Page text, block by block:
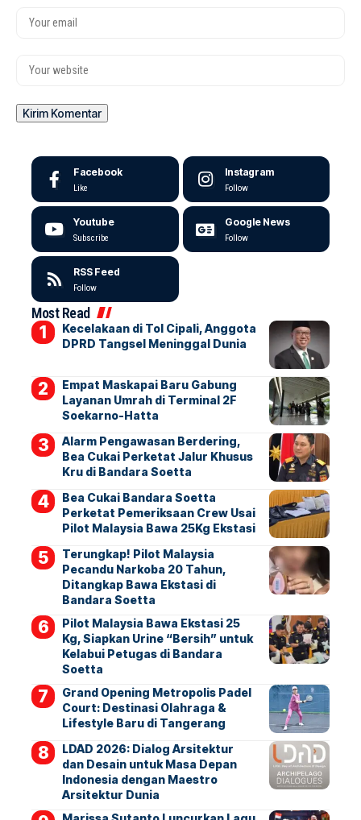
Facebook
Like
Instagram
Follow
Youtube
Subscribe
Google News
Follow
RSS Feed
Follow
Most Read
Kecelakaan di Tol Cipali, Anggota
DPRD Tangsel Meninggal Dunia
Empat Maskapai Baru Gabung
Layanan Umrah di Terminal 2F
Soekarno-Hatta
Alarm Pengawasan Berdering,
Bea Cukai Perketat Jalur Khusus
Kru di Bandara Soetta
Bea Cukai Bandara Soetta
Perketat Pemeriksaan Crew Usai
Pilot Malaysia Bawa 25Kg Ekstasi
Terungkap! Pilot Malaysia
Pecandu Narkoba 20 Tahun,
Ditangkap Bawa Ekstasi di
Bandara Soetta
Pilot Malaysia Bawa Ekstasi 25
Kg, Siapkan Urine “Bersih” untuk
Kelabui Petugas di Bandara
Soetta
Grand Opening Metropolis Padel
Court: Destinasi Olahraga &
Lifestyle Baru di Tangerang
LDAD 2026: Dialog Arsitektur
dan Desain untuk Masa Depan
Indonesia dengan Maestro
Arsitektur Dunia